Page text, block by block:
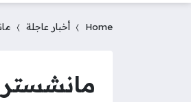
Home أخبار عاجلة